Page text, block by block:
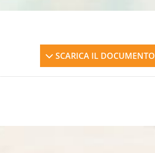
SCARICA IL DOCUMENTO